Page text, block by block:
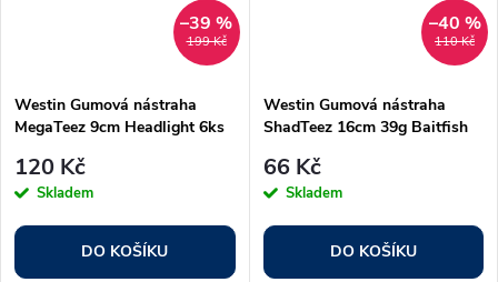
199 Kč
–39 %
Westin Gumová nástraha
MegaTeez 9cm Headlight 6ks
120 Kč
Skladem
DO KOŠÍKU
110 Kč
–40 %
Westin Gumová nástraha
ShadTeez 16cm 39g Baitfish
66 Kč
Skladem
DO KOŠÍKU